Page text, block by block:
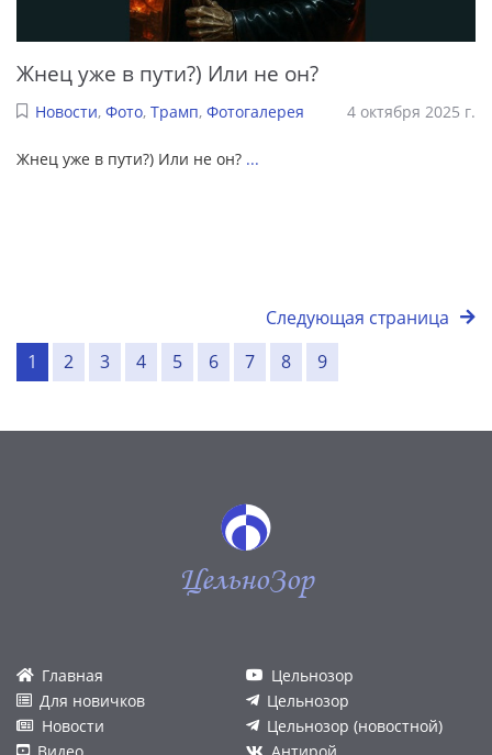
Жнец уже в пути?) Или не он?
Новости, Фото, Трамп, Фотогалерея 4 октября 2025 г.
Жнец уже в пути?) Или не он? ...
Следующая страница
1
2 3 4 5 6 7 8 9
ЦельноЗор
Главная
Для новичков
Новости
Цельнозор
Цельнозор
Цельнозор (новостной)